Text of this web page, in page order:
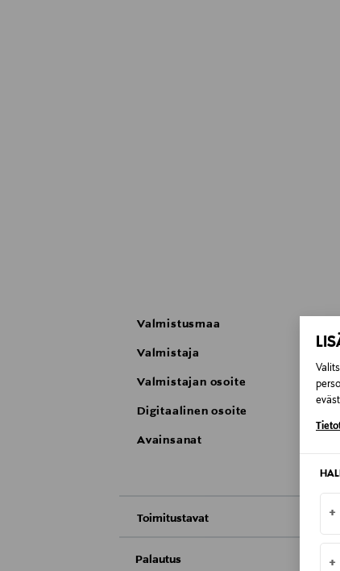
+
+
Valmistusmaa
Valmistaja
Valmistajan osoite
Digitaalinen osoite
Avainsanat
Toimitustavat
Palautus